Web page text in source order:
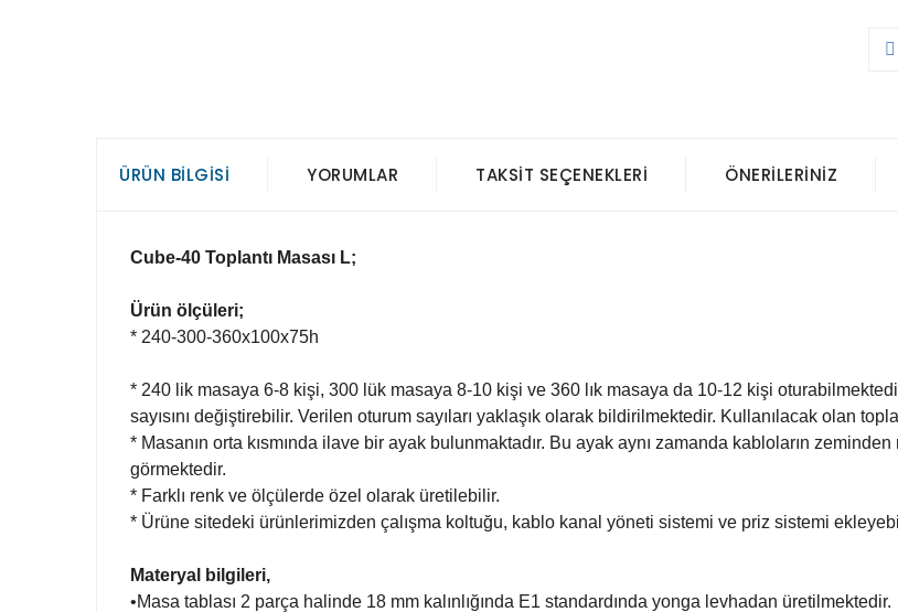
ÜRÜN BILGISI YORUMLAR TAKSIT SEÇENEKLERI ÖNERILERINIZ
Cube-40 Toplantı Masası L;
Ürün ölçüleri;
* 240-300-360x100x75h
* 240 lik masaya 6-8 kişi, 300 lük masaya 8-10 kişi ve 360 lık masaya da 10-12 kişi
sayısını değiştirebilir. Verilen oturum sayıları yaklaşık olarak bildirilmektedir. Kullanılacak olan
* Masanın orta kısmında ilave bir ayak bulunmaktadır. Bu ayak aynı zamanda kabloların
görmektedir.
* Farklı renk ve ölçülerde özel olarak üretilebilir.
* Ürüne sitedeki ürünlerimizden çalışma koltuğu, kablo kanal yöneti sistemi ve priz sistemi
Materyal bilgileri,
•Masa tablası 2 parça halinde 18 mm kalınlığında E1 standardında yonga levhadan üretilmektedir.